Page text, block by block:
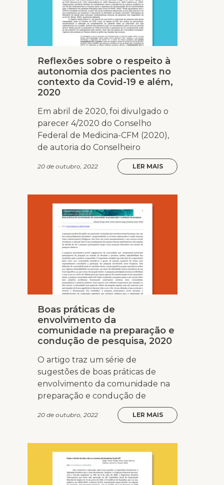
Reflexões sobre o respeito à
autonomia dos pacientes no
contexto da Covid-19 e além,
2020
Em abril de 2020, foi divulgado o
parecer 4/2020 do Conselho
Federal de Medicina-CFM (2020),
de autoria do Conselheiro
20 de outubro, 2022 LER MAIS
Boas práticas de
envolvimento da
comunidade na preparação e
condução de pesquisa, 2020
O artigo traz um série de
sugestões de boas práticas de
envolvimento da comunidade na
preparação e condução de
20 de outubro, 2022 LER MAIS